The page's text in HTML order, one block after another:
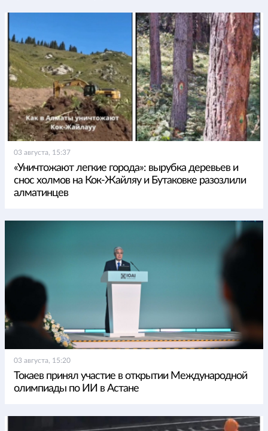
03 августа, 15:37
«Уничтожают легкие города»: вырубка деревьев и
снос холмов на Кок-Жайляу и Бутаковке разозлили
алматинцев
03 августа, 15:20
Токаев принял участие в открытии Международной
олимпиады по ИИ в Астане